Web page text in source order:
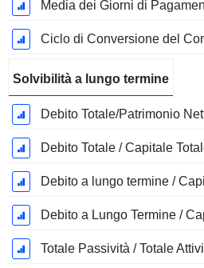
Media dei Giorni di
Ciclo di Conversione del
Solvibilità a lungo termine
Debito Totale/Patrimonio
Debito Totale / Capitale
Debito a lungo termine /
Debito a Lungo Termine /
Totale Passività / Totale